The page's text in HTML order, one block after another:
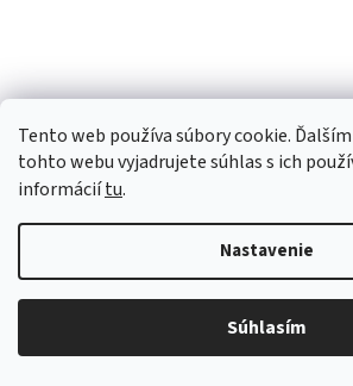
Tento web používa súbory cookie.
tohto webu vyjadrujete súhlas s ich
informáciítu.
Nastavenie
Súhlasím
Latexový balónik Safari